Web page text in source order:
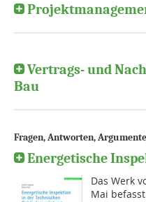
Vertrags- und
Bau
Fragen, Antworten,
Energetische
Das Werk
Mai